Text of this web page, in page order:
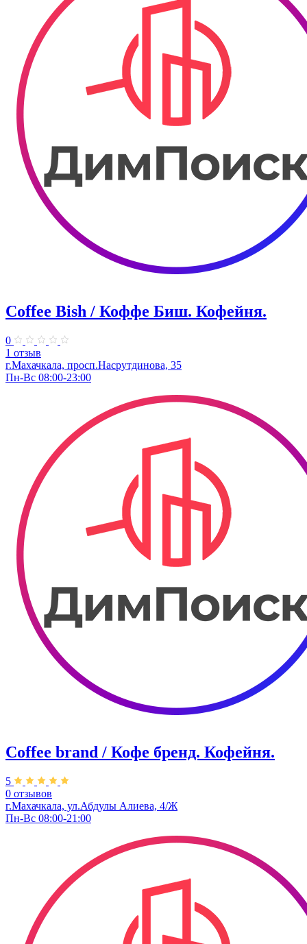
Coffee Bish / Коффе Биш. Кофейня.
0
1 отзыв
г.Махачкала, просп.Насрутдинова, 35
Пн-Вс 08:00-23:00
Coffee brand / Кофе бренд. Кофейня.
5
0 отзывов
г.Махачкала, ​ул.Абдулы Алиева, 4/Ж
Пн-Вс 08:00-21:00